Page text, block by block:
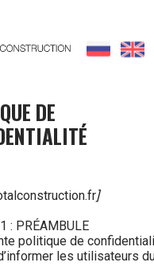
DE
]
: PRÉAMBULE
politique de
les utilisateurs